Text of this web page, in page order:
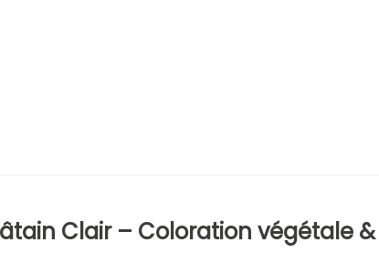
Clair – Coloration végétale